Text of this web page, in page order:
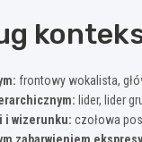
frontowy wokalista,
lider, lider
i wizerunku: czołowa